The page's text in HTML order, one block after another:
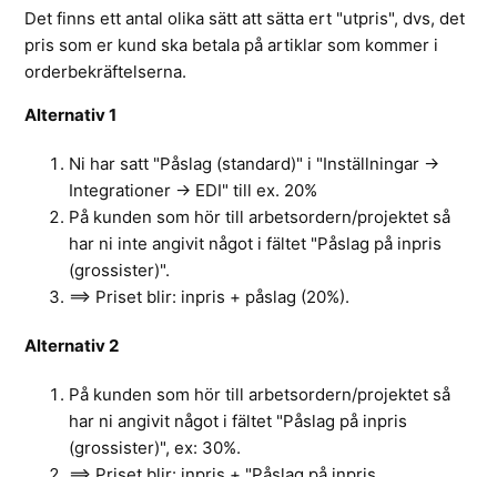
Det finns ett antal olika sätt att sätta ert "utpris", dvs, det
pris som er kund ska betala på artiklar som kommer i
orderbekräftelserna.
Alternativ 1
Ni har satt "Påslag (standard)" i "Inställningar ->
Integrationer -> EDI" till ex. 20%
På kunden som hör till arbetsordern/projektet så
har ni inte angivit något i fältet "Påslag på inpris
(grossister)".
==> Priset blir: inpris + påslag (20%).
Alternativ 2
På kunden som hör till arbetsordern/projektet så
har ni angivit något i fältet "Påslag på inpris
(grossister)", ex: 30%.